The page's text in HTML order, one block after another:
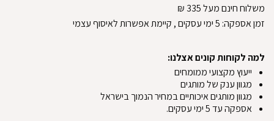
משלוח חינם מעל 335
₪
זמן אספקה: 5ימי עסקים, קיימת אפשרות לאיסוף עצמי
למה לקוחות קונים אצלנו:
ייעוץ מקצועי ממומחים
מגוון ענק של מותגים
מגוון מותגים איכותיים במחיר הנמוך בישראל
אספקה עד 5 ימי עסקים.